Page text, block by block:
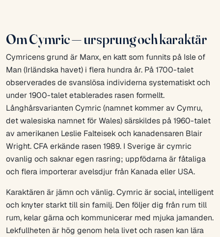
Om Cymric — ursprung och karaktär
Cymricens grund är Manx, en katt som funnits på Isle of
Man (Irländska havet) i flera hundra år. På 1700-talet
observerades de svanslösa individerna systematiskt och
under 1900-talet etablerades rasen formellt.
Långhårsvarianten Cymric (namnet kommer av Cymru,
det walesiska namnet för Wales) särskildes på 1960-talet
av amerikanen Leslie Falteisek och kanadensaren Blair
Wright. CFA erkände rasen 1989. I Sverige är cymric
ovanlig och saknar egen rasring; uppfödarna är fåtaliga
och flera importerar avelsdjur från Kanada eller USA.
Karaktären är jämn och vänlig. Cymric är social, intelligent
och knyter starkt till sin familj. Den följer dig från rum till
rum, kelar gärna och kommunicerar med mjuka jamanden.
Lekfullheten är hög genom hela livet och rasen kan lära